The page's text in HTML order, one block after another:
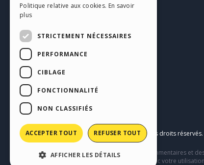
Communauté
Sites Utilisateurs
Copyright © 2026Incomedia s.r.l. Tous droits
Ce site contient des contenus, des commentaires et
comportement de tiers en relation avec votre
Politique relative aux cookies. En savoir
plus
STRICTEMENT NÉCESSAIRES
PERFORMANCE
CIBLAGE
FONCTIONNALITÉ
NON CLASSIFIÉS
ACCEPTER TOUT REFUSER TOUT
AFFICHER LES DÉTAILS